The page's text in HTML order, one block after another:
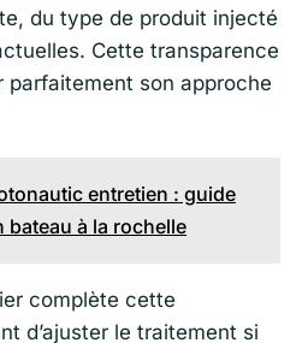
du type de produit injecté
Cette transparence
parfaitement son approche
entretien : guide
bateau à la rochelle
complète cette
d’ajuster le traitement si